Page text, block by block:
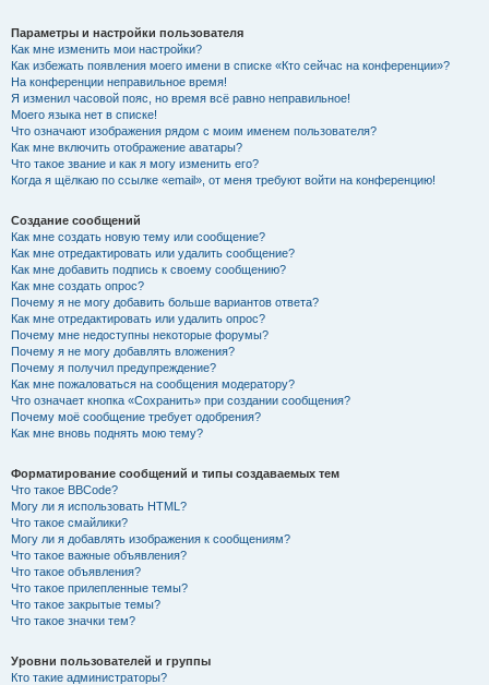
Параметры и настройки пользователя
Как мне изменить мои настройки?
Как избежать появления моего имени в списке «Кто сейчас на конференции»?
На конференции неправильное время!
Я изменил часовой пояс, но время всё равно неправильное!
Моего языка нет в списке!
Что означают изображения рядом с моим именем пользователя?
Как мне включить отображение аватары?
Что такое звание и как я могу изменить его?
Когда я щёлкаю по ссылке «email», от меня требуют войти на конференцию!
Создание сообщений
Как мне создать новую тему или сообщение?
Как мне отредактировать или удалить сообщение?
Как мне добавить подпись к своему сообщению?
Как мне создать опрос?
Почему я не могу добавить больше вариантов ответа?
Как мне отредактировать или удалить опрос?
Почему мне недоступны некоторые форумы?
Почему я не могу добавлять вложения?
Почему я получил предупреждение?
Как мне пожаловаться на сообщения модератору?
Что означает кнопка «Сохранить» при создании сообщения?
Почему моё сообщение требует одобрения?
Как мне вновь поднять мою тему?
Форматирование сообщений и типы создаваемых тем
Что такое BBCode?
Могу ли я использовать HTML?
Что такое смайлики?
Могу ли я добавлять изображения к сообщениям?
Что такое важные объявления?
Что такое объявления?
Что такое прилепленные темы?
Что такое закрытые темы?
Что такое значки тем?
Уровни пользователей и группы
Кто такие администраторы?